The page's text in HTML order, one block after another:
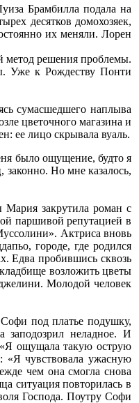
Брамбилла подала на
десятков домохозяек,
их меняли. Лорен
метод решения проблемы.
Уже к Рождеству Понти
сумасшедшего наплыва
цветочного магазина и
ее лицо скрывала вуаль.
было ощущение, будто я
Но мне казалось,
закрутила роман с
паршивой репутацией в
Актриса вновь
городе, где родился
Едва пробившись сквозь
возложить цветы
Молодой человек
под платье подушку,
заподозрил неладное. И
«Я ощущала такую острую
«Я чувствовала ужасную
чем она смогла снова
ситуация повторилась в
Господа. Поутру Софи